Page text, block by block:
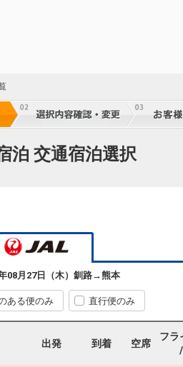
泊 交通宿泊選択
08月27日（木） 釧路→熊本
ある便のみ 直行便のみ
出発 到着 空席
フラ